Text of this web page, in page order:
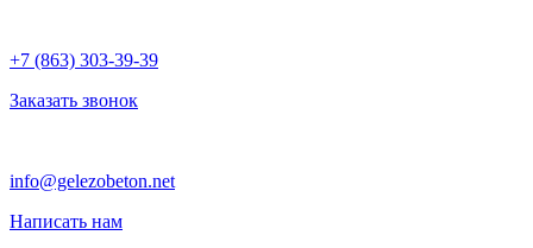
+7 (863) 303-39-39
Заказать звонок
info@gelezobeton.net
Написать нам